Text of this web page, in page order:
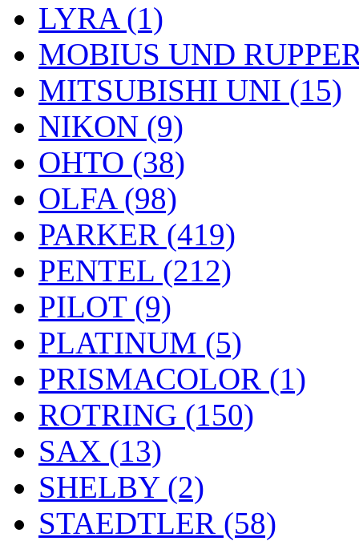
LYRA (1)
MOBIUS UND
MITSUBISHI UNI (15)
NIKON (9)
OHTO (38)
OLFA (98)
PARKER (419)
PENTEL (212)
PILOT (9)
PLATINUM (5)
PRISMACOLOR (1)
ROTRING (150)
SAX (13)
SHELBY (2)
STAEDTLER (58)